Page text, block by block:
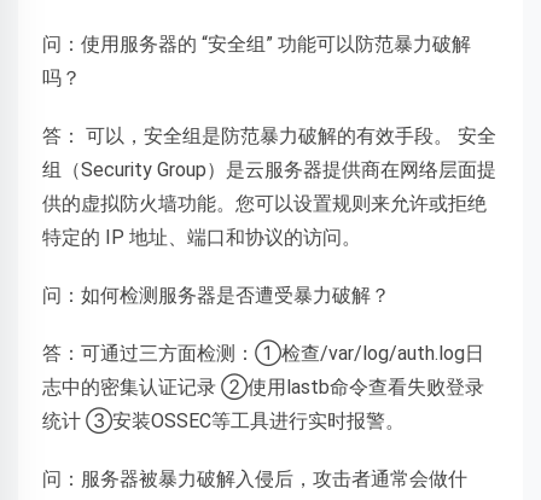
问：使用服务器的 “安全组” 功能可以防范暴力破解
吗？
答： 可以，安全组是防范暴力破解的有效手段。 安全
组（Security Group）是云服务器提供商在网络层面提
供的虚拟防火墙功能。您可以设置规则来允许或拒绝
特定的 IP 地址、端口和协议的访问。
问：如何检测服务器是否遭受暴力破解？
答：可通过三方面检测：①检查/var/log/auth.log日
志中的密集认证记录 ②使用lastb命令查看失败登录
统计 ③安装OSSEC等工具进行实时报警。
问：服务器被暴力破解入侵后，攻击者通常会做什